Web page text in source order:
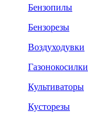
Бензопилы
Бензорезы
Воздуходувки
Газонокосилки
Культиваторы
Кусторезы